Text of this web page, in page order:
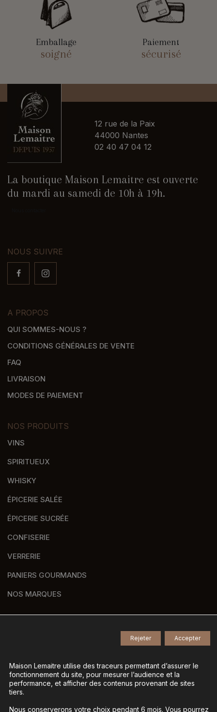
Emballage
soigné
Paiement
sécurisé
12 rue de la Paix
44000 Nantes
02 40 47 04 12
La boutique Maison Lemaitre est ouverte
du mardi au samedi de 10h à 19h.
NOUS SUIVRE
A PROPOS
QUI SOMMES-NOUS ?
CONDITIONS GÉNÉRALES DE VENTE
FAQ
LIVRAISON
MODES DE PAIEMENT
NOS PRODUITS
VINS
SPIRITUEUX
WHISKY
ÉPICERIE SALÉE
ÉPICERIE SUCRÉE
CONFISERIE
VERRERIE
PANIERS GOURMANDS
NOS MARQUES
Tous droits réservés -
Mentions légales-
Gestion des données personnelles-
Gérer mes cookies
Maison Lemaitre utilise des traceurs permettant d’assurer le
fonctionnement du site, pour mesurer l’audience et la
performance, et afficher des contenus provenant de sites
tiers.
Nous conserverons votre choix pendant 6 mois. Vous pourrez
Accepter
Rejeter